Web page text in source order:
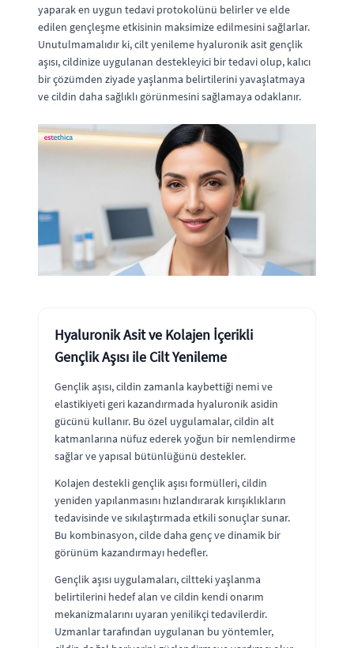
yaparak en uygun tedavi protokolünü belirler ve elde
edilen gençleşme etkisinin maksimize edilmesini sağlarlar.
Unutulmamalıdır ki, cilt yenileme hyaluronik asit gençlik
aşısı, cildinize uygulanan destekleyici bir tedavi olup, kalıcı
bir çözümden ziyade yaşlanma belirtilerini yavaşlatmaya
ve cildin daha sağlıklı görünmesini sağlamaya odaklanır.
Hyaluronik Asit ve Kolajen İçerikli
Gençlik Aşısı ile Cilt Yenileme
Gençlik aşısı, cildin zamanla kaybettiği nemi ve
elastikiyeti geri kazandırmada hyaluronik asidin
gücünü kullanır. Bu özel uygulamalar, cildin alt
katmanlarına nüfuz ederek yoğun bir nemlendirme
sağlar ve yapısal bütünlüğünü destekler.
Kolajen destekli gençlik aşısı formülleri, cildin
yeniden yapılanmasını hızlandırarak kırışıklıkların
tedavisinde ve sıkılaştırmada etkili sonuçlar sunar.
Bu kombinasyon, cilde daha genç ve dinamik bir
görünüm kazandırmayı hedefler.
Gençlik aşısı uygulamaları, ciltteki yaşlanma
belirtilerini hedef alan ve cildin kendi onarım
mekanizmalarını uyaran yenilikçi tedavilerdir.
Uzmanlar tarafından uygulanan bu yöntemler,